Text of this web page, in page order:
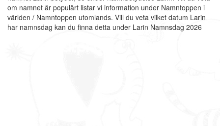
om namnet är populärt listar vi information under Namntoppen i
världen / Namntoppen utomlands. Vill du veta vilket datum Larin
har namnsdag kan du finna detta under Larin Namnsdag 2026